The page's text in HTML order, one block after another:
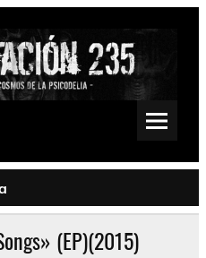
Sludge, Fuzz, Space, Drone
(EP)(2015)